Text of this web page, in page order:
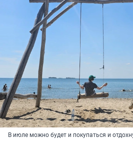
В июле можно будет и покупаться и